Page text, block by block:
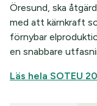
Öresund, ska
med att kärnkraft
förnybar
en snabbare
Läs hela SOTEU